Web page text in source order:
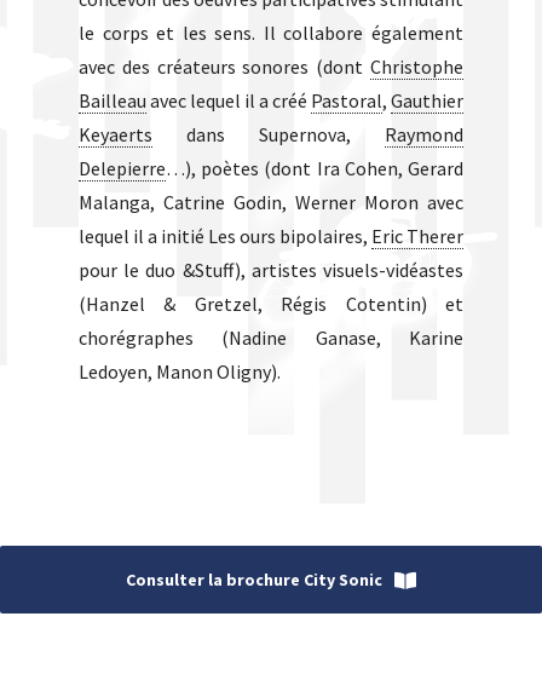
le corps et les sens. Il collabore également
avec des créateurs sonores (dont Christophe
Bailleau avec lequel il a créé Pastoral, Gauthier
Keyaerts dans Supernova, Raymond
Delepierre…), poètes (dont Ira Cohen, Gerard
Malanga, Catrine Godin, Werner Moron avec
lequel il a initié Les ours bipolaires, Eric Therer
pour le duo &Stuff), artistes visuels-vidéastes
(Hanzel & Gretzel, Régis Cotentin) et
chorégraphes (Nadine Ganase, Karine
Ledoyen, Manon Oligny).
Consulter la brochure City Sonic